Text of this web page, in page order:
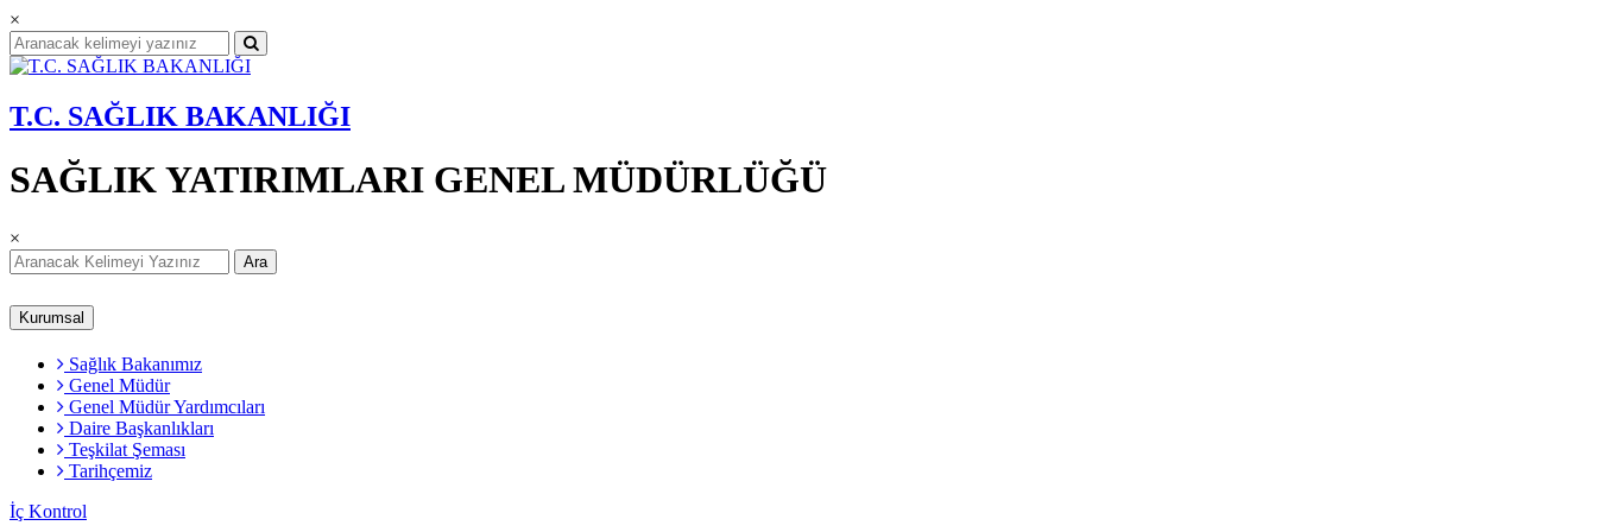
×
T.C. SAĞLIK BAKANLIĞI
SAĞLIK YATIRIMLARI GENEL MÜDÜRLÜĞÜ
×
Ara
Kurumsal
Sağlık Bakanımız
Genel Müdür
Genel Müdür Yardımcıları
Daire Başkanlıkları
Teşkilat Şeması
Tarihçemiz
İç Kontrol